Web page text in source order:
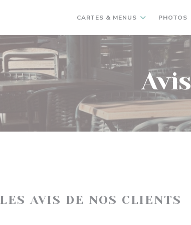
CARTES & MENUS PHOTOS
Avis
LES AVIS DE NOS CLIENTS